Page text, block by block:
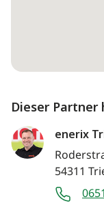
Dieser
enerix
54311